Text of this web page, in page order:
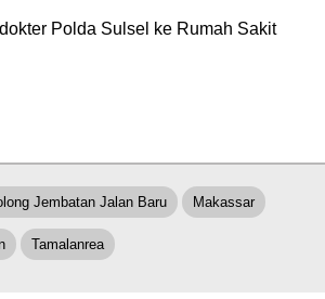
Polda Sulsel ke Rumah Sakit
Jembatan Jalan Baru Makassar
Tamalanrea